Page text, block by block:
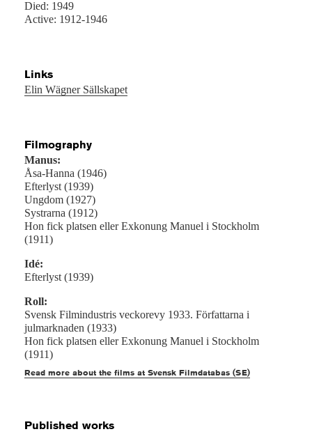
Died: 1949
Active: 1912-1946
Links
Elin Wägner Sällskapet
Filmography
Manus:
Åsa-Hanna (1946)
Efterlyst (1939)
Ungdom (1927)
Systrarna (1912)
Hon fick platsen eller Exkonung Manuel i Stockholm
(1911)
Idé:
Efterlyst (1939)
Roll:
Svensk Filmindustris veckorevy 1933. Författarna i
julmarknaden (1933)
Hon fick platsen eller Exkonung Manuel i Stockholm
(1911)
Read more about the films at Svensk Filmdatabas (SE)
Published works